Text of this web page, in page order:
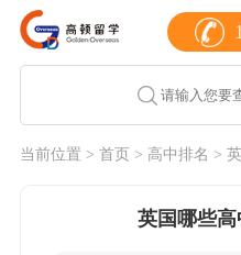
当前位置 > 首页 > 高中排名 >
英国哪些高